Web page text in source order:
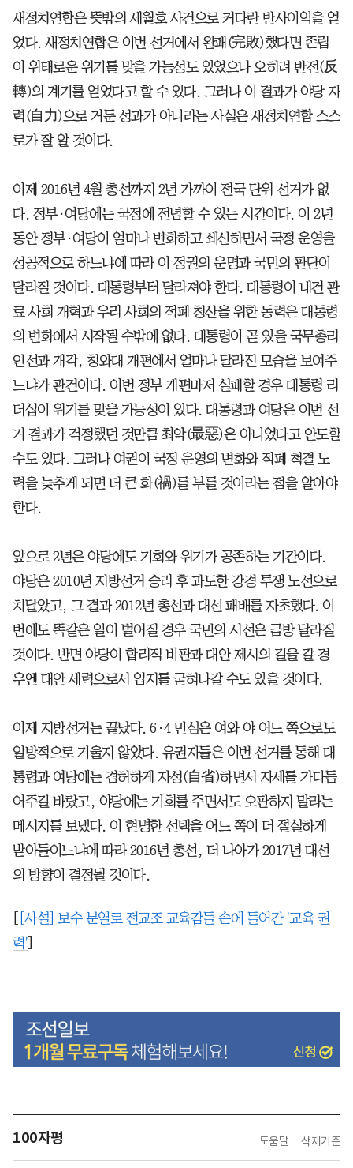
새정치연합은 뜻밖의 세월호 사건으로 커다란 반사이익을 얻
었다. 새정치연합은 이번 선거에서 완패(完敗)했다면 존립
이 위태로운 위기를 맞을 가능성도 있었으나 오히려 반전(反
轉)의 계기를 얻었다고 할 수 있다. 그러나 이 결과가 야당 자
력(自力)으로 거둔 성과가 아니라는 사실은 새정치연합 스스
로가 잘 알 것이다.
이제 2016년 4월 총선까지 2년 가까이 전국 단위 선거가 없
다. 정부·여당에는 국정에 전념할 수 있는 시간이다. 이 2년
동안 정부·여당이 얼마나 변화하고 쇄신하면서 국정 운영을
성공적으로 하느냐에 따라 이 정권의 운명과 국민의 판단이
달라질 것이다. 대통령부터 달라져야 한다. 대통령이 내건 관
료 사회 개혁과 우리 사회의 적폐 청산을 위한 동력은 대통령
의 변화에서 시작될 수밖에 없다. 대통령이 곧 있을 국무총리
인선과 개각, 청와대 개편에서 얼마나 달라진 모습을 보여주
느냐가 관건이다. 이번 정부 개편마저 실패할 경우 대통령 리
더십이 위기를 맞을 가능성이 있다. 대통령과 여당은 이번 선
거 결과가 걱정했던 것만큼 최악(最惡)은 아니었다고 안도할
수도 있다. 그러나 여권이 국정 운영의 변화와 적폐 척결 노
력을 늦추게 되면 더 큰 화(禍)를 부를 것이라는 점을 알아야
한다.
앞으로 2년은 야당에도 기회와 위기가 공존하는 기간이다.
야당은 2010년 지방선거 승리 후 과도한 강경 투쟁 노선으로
치달았고, 그 결과 2012년 총선과 대선 패배를 자초했다. 이
번에도 똑같은 일이 벌어질 경우 국민의 시선은 금방 달라질
것이다. 반면 야당이 합리적 비판과 대안 제시의 길을 갈 경
우엔 대안 세력으로서 입지를 굳혀나갈 수도 있을 것이다.
이제 지방선거는 끝났다. 6·4 민심은 여와 야 어느 쪽으로도
일방적으로 기울지 않았다. 유권자들은 이번 선거를 통해 대
통령과 여당에는 겸허하게 자성(自省)하면서 자세를 가다듬
어주길 바랐고, 야당에는 기회를 주면서도 오판하지 말라는
메시지를 보냈다. 이 현명한 선택을 어느 쪽이 더 절실하게
받아들이느냐에 따라 2016년 총선, 더 나아가 2017년 대선
의 방향이 결정될 것이다.
[사설] 보수 분열로 전교조 교육감들 손에 들어간 '교육 권
력'
100자평 도움말 삭제기준